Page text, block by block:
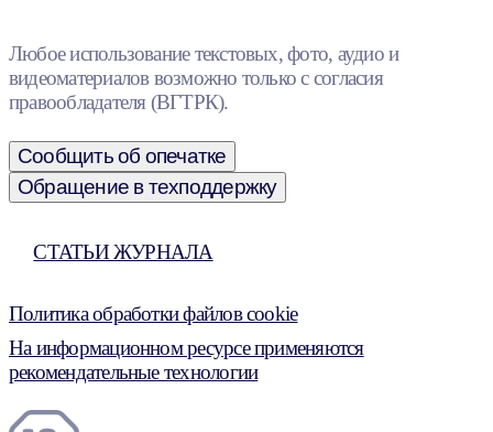
Любое использование текстовых, фото, аудио и
видеоматериалов возможно только с согласия
правообладателя (ВГТРК).
Сообщить об опечатке
Обращение в техподдержку
СТАТЬИ ЖУРНАЛА
Политика обработки файлов cookie
На информационном ресурсе применяются
рекомендательные технологии